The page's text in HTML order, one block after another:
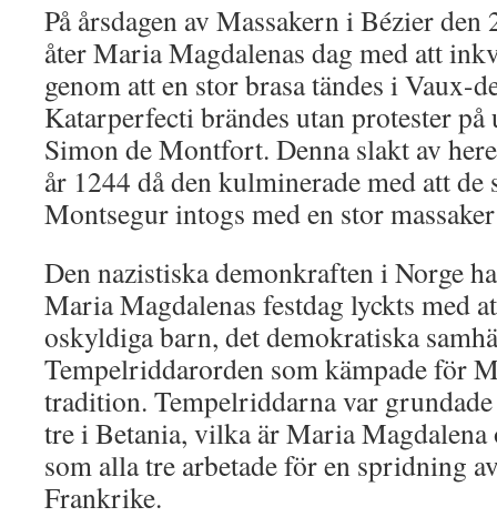
På årsdagen av Massakern i Bézier
åter Maria Magdalenas dag med att
genom att en stor brasa tändes i Vaux-
Katarperfecti brändes utan protester på
Simon de Montfort. Denna slakt av
år 1244 då den kulminerade med att de
Montsegur intogs med en stor
Den nazistiska demonkraften i Norge
Maria Magdalenas festdag lyckts med
oskyldiga barn, det demokratiska
Tempelriddarorden som kämpade för
tradition. Tempelriddarna var
tre i Betania, vilka är Maria Magdalena
som alla tre arbetade för en spridning
Frankrike.